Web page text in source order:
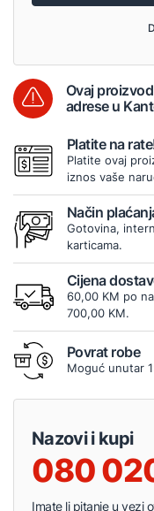
Ovaj
adrese u
Platite na
Platite ovaj
iznos vaše
Način
Gotovina,
karticama.
Cijena
60,00 KM po
700,00 KM.
Povrat robe
Moguć unutar
Nazovi i kupi
080
Imate li pitanje u vezi